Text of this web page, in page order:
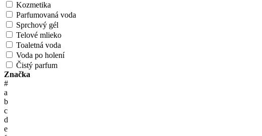
Kozmetika
Parfumovaná voda
Sprchový gél
Telové mlieko
Toaletná voda
Voda po holení
Čistý parfum
Značka
#
a
b
c
d
e